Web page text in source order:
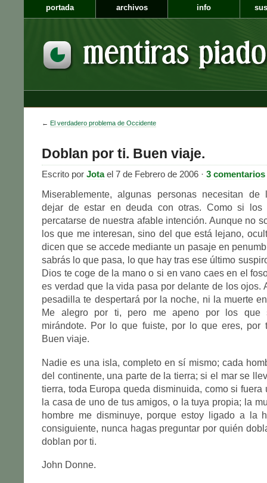
portada archivos info
← El verdadero problema de Occidente
Doblan por ti. Buen viaje.
Escrito por Jotael 7 de Febrero de 2006 · 3 comentarios
Miserablemente, algunas personas necesitan de
dejar de estar en deuda con otras. Como si los
percatarse de nuestra afable intención. Aunque no
los que me interesan, sino del que está lejano,
dicen que se accede mediante un pasaje en
sabrás lo que pasa, lo que hay tras ese último
Dios te coge de la mano o si en vano caes en el
es verdad que la vida pasa por delante de los ojos.
pesadilla te despertará por la noche, ni la muerte
Me alegro por ti, pero me apeno por los que
mirándote. Por lo que fuiste, por lo que eres, por
Buen viaje.
Nadie es una isla, completo en sí mismo; cada
del continente, una parte de la tierra; si el mar se
tierra, toda Europa queda disminuida, como si fuera
la casa de uno de tus amigos, o la tuya propia; la
hombre me disminuye, porque estoy ligado a la
consiguiente, nunca hagas preguntar por quién
doblan por ti.
John Donne.